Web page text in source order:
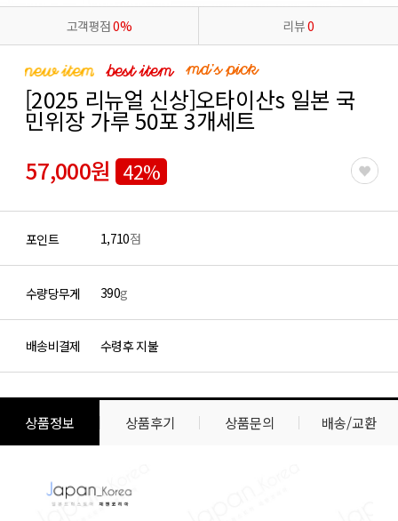
고객평점0% 리뷰0
[2025 리뉴얼 신상]오타이산s 일본 국
민위장 가루 50포 3개세트
57,000원 42%
포인트 1,710점
수량당무게 390g
배송비결제 수령후 지불
상품정보 상품후기 상품문의 배송/교환